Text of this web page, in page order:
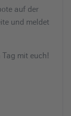
auf der
und meldet
mit euch!